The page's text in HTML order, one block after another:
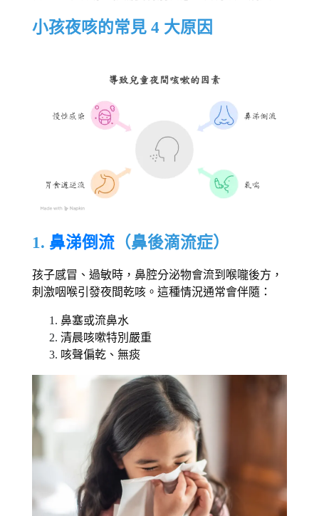
小孩夜咳的常見 4 大原因
1. 鼻涕倒流 （鼻後滴流症）
孩子感冒、過敏時，鼻腔分泌物會流到喉嚨後方，
刺激咽喉引發夜間乾咳。這種情況通常會伴隨：
鼻塞或流鼻水
清晨咳嗽特別嚴重
咳聲偏乾、無痰